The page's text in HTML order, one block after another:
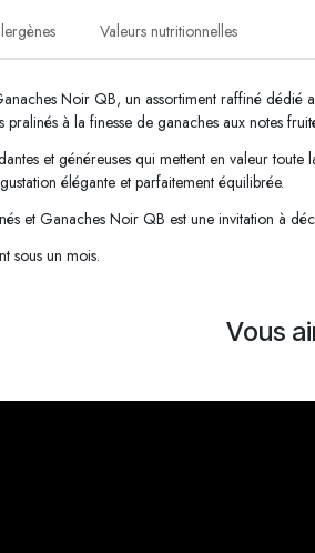
Valeurs nutritionnelles
Noir QB, un assortiment raffiné dédié
à la finesse de ganaches aux notes
et généreuses qui mettent en valeur
élégante et parfaitement équilibrée.
et Ganaches Noir QB est une invitation à
sous un mois.
Vous